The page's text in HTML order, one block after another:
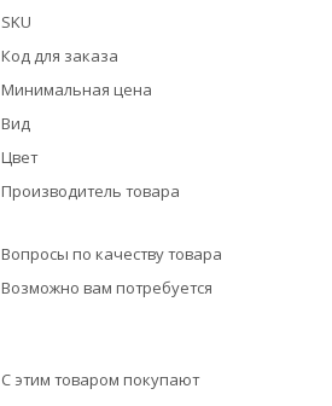
SKU
Код для заказа
Минимальная цена
Вид
Цвет
Производитель товара
Вопросы по качеству товара
Возможно вам потребуется
С этим товаром покупают